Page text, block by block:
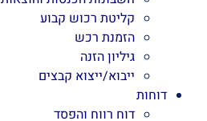
קליטת רכוש קבוע
הזמנת רכש
גיליון הזנה
ייבוא/ייצוא קבצים
דוחות
דוח רווח והפסד